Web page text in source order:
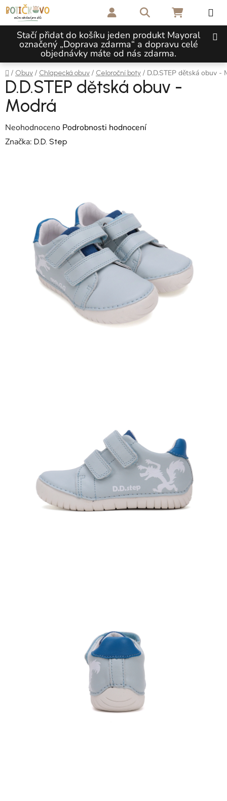
Přejít na obsah
Stačí přidat do košíku jeden produkt Mayoral
označený „Doprava zdarma“ a dopravu celé
objednávky máte od nás zdarma.
Hledat NÁKUPNÍ
Domů
/ Obuv / Chlapecká obuv / Celoroční boty / D.D.STEP dětská obuv -
D.D.STEP dětská obuv -
Modrá
Průměrné hodnocení produktu je 0,0 z 5 hvězdiček.
Neohodnoceno Podrobnosti hodnocení
Značka: D.D. Step